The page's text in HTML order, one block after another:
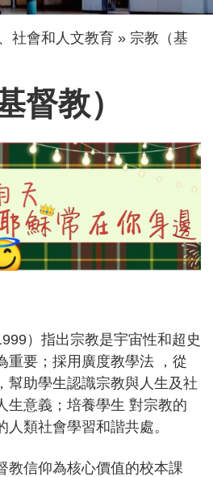
社會和人文教育
宗教（基
督教）
）指出宗教是宇宙性和超史
重要；採用廣度教學法 ，從
幫助學生認識宗教與人生及社
生意義；培養學生 對宗教的
類社會學習和諧共處。
教信仰為核心價值的校本課